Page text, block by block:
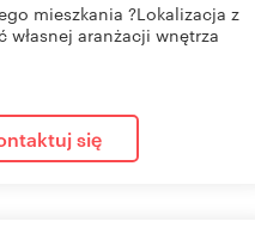
mieszkania ?Lokalizacja z
własnej aranżacji wnętrza
się